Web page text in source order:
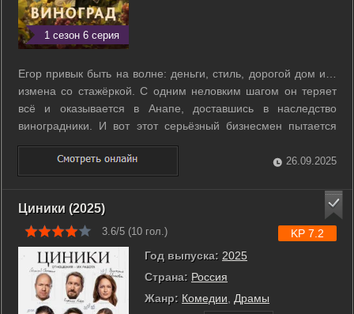
1 сезон 6 серия
Егор привык быть на волне: деньги, стиль, дорогой дом и…
измена со стажёркой. С одним неловким шагом он теряет
всё и оказывается в Анапе, доставшись в наследство
виноградники. И вот этот серьёзный бизнесмен пытается
освоить фермерство, приспособиться к размеренному
ритму малой родины и разобраться, сможет ли вернуть не
только доход, но и ту самую ...
26.09.2025
Циники (2025)
3.6/5 (10 гол.)
Год выпуска: 2025
Страна: Россия
Жанр: Комедии
Драмы
KP 7.2